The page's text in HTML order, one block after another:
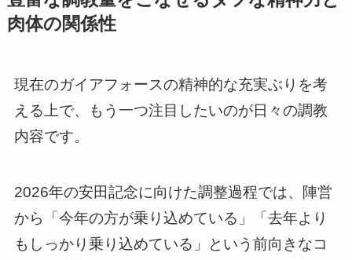
肉体の関係性
現在のガイアフォースの精神的な充実ぶりを考
える上で、もう一つ注目したいのが日々の調教
内容です。
2026年の安田記念に向けた調整過程では、陣営
から「今年の方が乗り込めている」「去年より
もしっかり乗り込めている」という前向きなコ